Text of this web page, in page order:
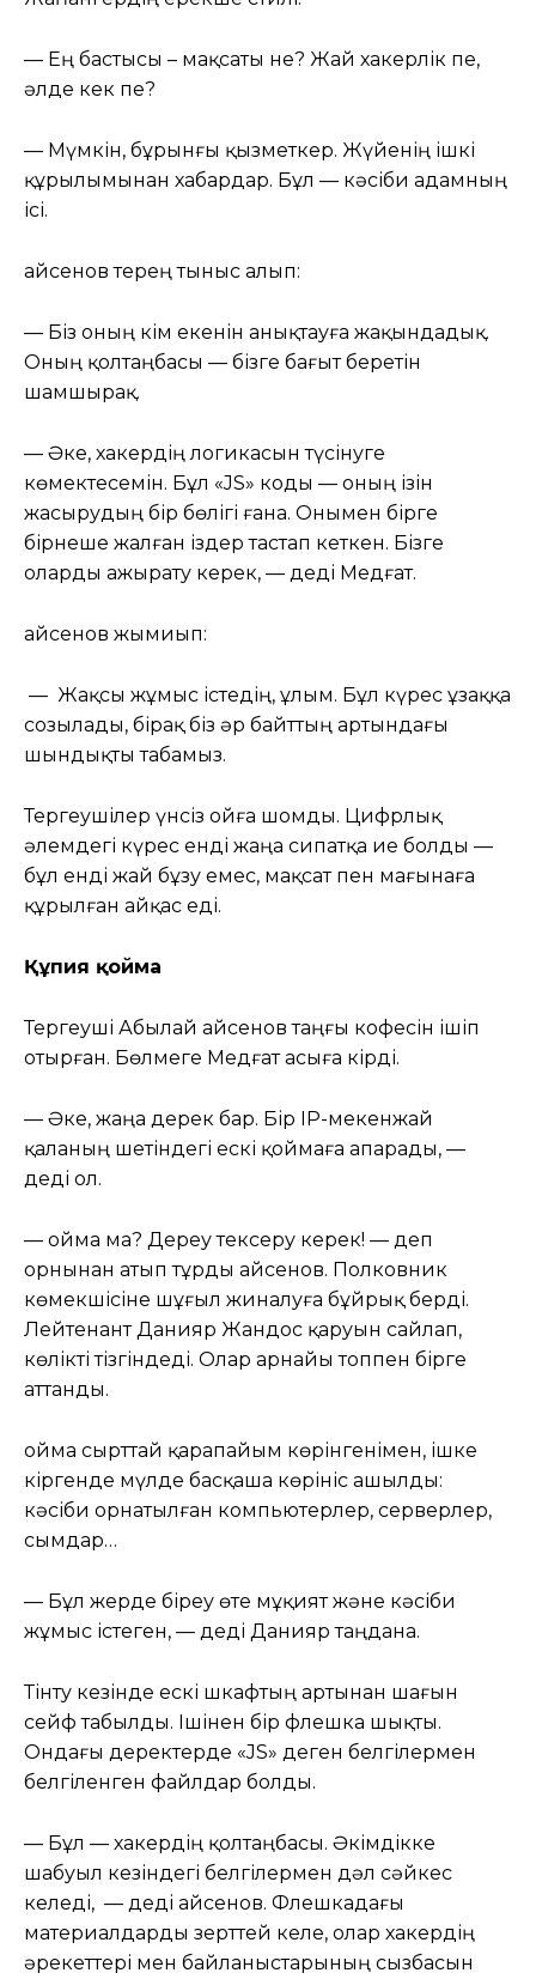
— Ең бастысы – мақсаты не? Жай хакерлік пе,
әлде кек пе?
— Мүмкін, бұрынғы қызметкер. Жүйенің ішкі
құрылымынан хабардар. Бұл — кәсіби адамның
ісі.
Қайсенов терең тыныс алып:
— Біз оның кім екенін анықтауға жақындадық.
Оның қолтаңбасы — бізге бағыт беретін
шамшырақ.
— Әке, хакердің логикасын түсінуге
көмектесемін. Бұл «JS» коды — оның ізін
жасырудың бір бөлігі ғана. Онымен бірге
бірнеше жалған іздер тастап кеткен. Бізге
оларды ажырату керек, — деді Медғат.
Қайсенов жымиып:
— Жақсы жұмыс істедің, ұлым. Бұл күрес ұзаққа
созылады, бірақ біз әр байттың артындағы
шындықты табамыз.
Тергеушілер үнсіз ойға шомды. Цифрлық
әлемдегі күрес енді жаңа сипатқа ие болды —
бұл енді жай бұзу емес, мақсат пен мағынаға
құрылған айқас еді.
Құпия қойма
Тергеуші Абылай Қайсенов таңғы кофесін ішіп
отырған. Бөлмеге Медғат асыға кірді.
— Әке, жаңа дерек бар. Бір IP-мекенжай
қаланың шетіндегі ескі қоймаға апарады, —
деді ол.
— Қойма ма? Дереу тексеру керек! — деп
орнынан атып тұрды Қайсенов. Полковник
көмекшісіне шұғыл жиналуға бұйрық берді.
Лейтенант Данияр Жандос қаруын сайлап,
көлікті тізгіндеді. Олар арнайы топпен бірге
аттанды.
Қойма сырттай қарапайым көрінгенімен, ішке
кіргенде мүлде басқаша көрініс ашылды:
кәсіби орнатылған компьютерлер, серверлер,
сымдар…
— Бұл жерде біреу өте мұқият және кәсіби
жұмыс істеген, — деді Данияр таңдана.
Тінту кезінде ескі шкафтың артынан шағын
сейф табылды. Ішінен бір флешка шықты.
Ондағы деректерде «JS» деген белгілермен
белгіленген файлдар болды.
— Бұл — хакердің қолтаңбасы. Әкімдікке
шабуыл кезіндегі белгілермен дәл сәйкес
келеді, — деді Қайсенов. Флешкадағы
материалдарды зерттей келе, олар хакердің
әрекеттері мен байланыстарының сызбасын